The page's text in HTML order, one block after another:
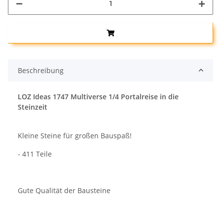
Beschreibung
LOZ Ideas 1747 Multiverse 1/4 Portalreise in die
Steinzeit
Kleine Steine für großen Bauspaß!
- 411 Teile
Gute Qualität der Bausteine